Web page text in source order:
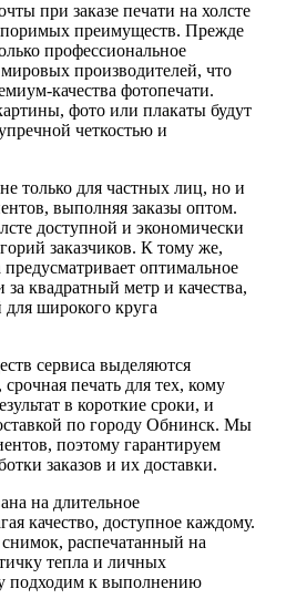
при заказе печати на холсте
преимуществ. Прежде
профессиональное
производителей, что
качества фотопечати.
фото или плакаты будут
четкостью и
только для частных лиц, но и
выполняя заказы оптом.
доступной и экономически
заказчиков. К тому же,
оптимальное
квадратный метр и качества,
для широкого круга
сервиса выделяются
срочная печать для тех, кому
в короткие сроки, и
по городу Обнинск. Мы
поэтому гарантируем
заказов и их доставки.
на длительное
качество, доступное каждому.
распечатанный на
тепла и личных
подходим к выполнению